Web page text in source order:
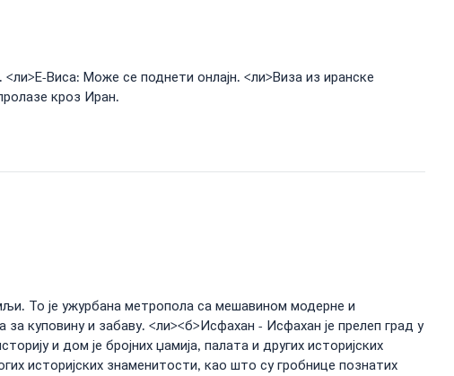
Виса: Може се поднети онлајн. <ли>Виза из иранске
кроз Иран.
То је ужурбана метропола са мешавином модерне и
куповину и забаву. <ли><б>Исфахан - Исфахан је прелеп град у
и дом је бројних џамија, палата и других историјских
историјских знаменитости, као што су гробнице познатих